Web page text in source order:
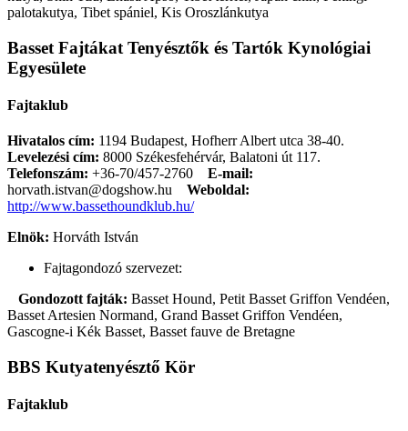
palotakutya, Tibet spániel, Kis Oroszlánkutya
Basset Fajtákat Tenyésztők és Tartók Kynológiai
Egyesülete
Fajtaklub
Hivatalos cím: 1194 Budapest, Hofherr Albert utca 38-40.
Levelezési cím: 8000 Székesfehérvár, Balatoni út 117.
Telefonszám: +36-70/457-2760
E-mail:
horvath.istvan@dogshow.hu
Weboldal:
http://www.bassethoundklub.hu/
Elnök: Horváth István
Fajtagondozó szervezet:
Gondozott fajták: Basset Hound, Petit Basset Griffon Vendéen,
Basset Artesien Normand, Grand Basset Griffon Vendéen,
Gascogne-i Kék Basset, Basset fauve de Bretagne
BBS Kutyatenyésztő Kör
Fajtaklub